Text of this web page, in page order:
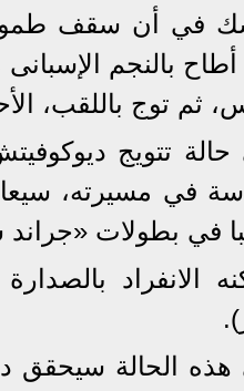
في أن سقف طموح
أطاح بالنجم
ثم توج باللقب،
تتويج
في مسيرته،
الانفراد
الحالة سيحقق